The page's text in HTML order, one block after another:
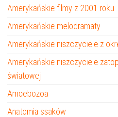
Amerykańskie filmy z 2001 roku
Amerykańskie melodramaty
Amerykańskie niszczyciele z
Amerykańskie niszczyciele
światowej
Amoebozoa
Anatomia ssaków